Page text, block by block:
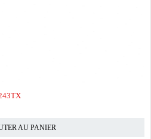
LG DB243TX
AU PANIER